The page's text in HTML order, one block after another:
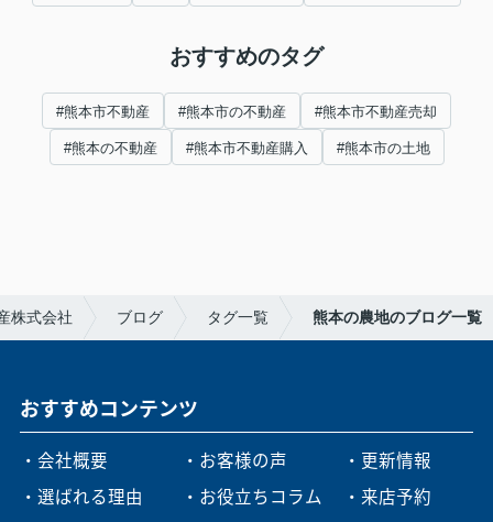
おすすめのタグ
#熊本市不動産 #熊本市の不動産 #熊本市不動産売却
#熊本の不動産 #熊本市不動産購入 #熊本市の土地
株式会社 ブログ タグ一覧 熊本の農地のブログ一覧
おすすめコンテンツ
・会社概要
・選ばれる理由
・お客様の声
・お役立ちコラム
・更新情報
・来店予約